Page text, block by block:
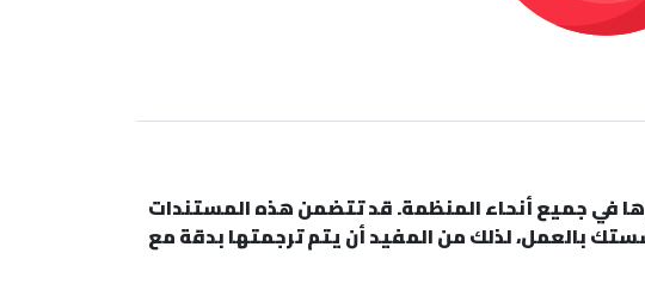
في جميع أنحاء المنظمة. قد تتضمن هذه المستندات
بالعمل، لذلك من المفيد أن يتم ترجمتها بدقة مع